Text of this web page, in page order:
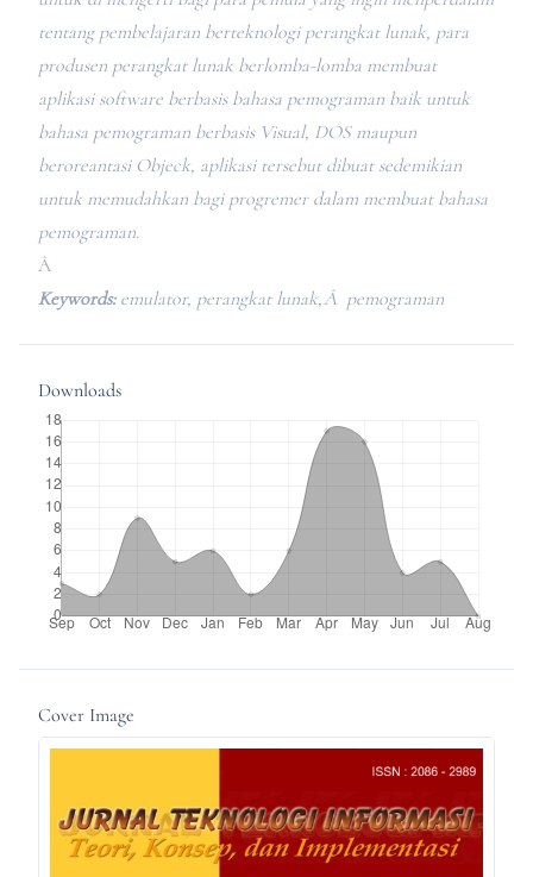
tentang pembelajaran berteknologi perangkat lunak, para
produsen perangkat lunak berlomba-lomba membuat
aplikasi software berbasis bahasa pemograman baik untuk
bahasa pemograman berbasis Visual, DOS maupun
beroreantasi Objeck, aplikasi tersebut dibuat sedemikian
untuk memudahkan bagi progremer dalam membuat bahasa
pemograman.
Â
Keywords: emulator, perangkat lunak,Â pemograman
Downloads
Cover Image